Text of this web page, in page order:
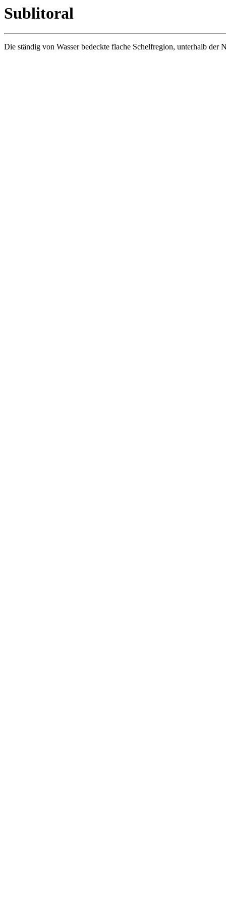
Sublitoral
Die ständig von Wasser bedeckte flache Schelfregion, unterhalb